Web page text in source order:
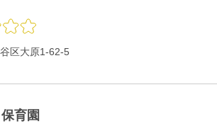
区大原1-62-5
育園